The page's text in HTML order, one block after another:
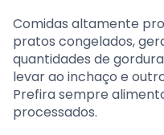
Comidas altamente
pratos congelados,
quantidades de
levar ao inchaço e
Prefira sempre
processados.